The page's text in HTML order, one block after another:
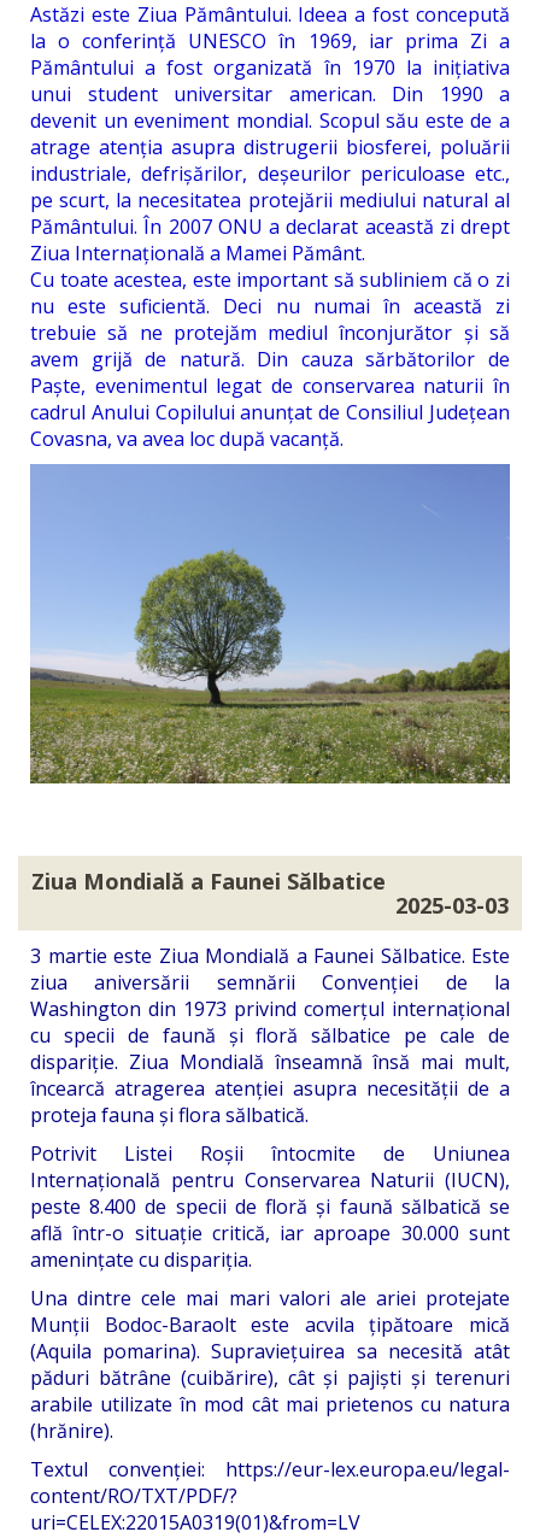
Astăzi este Ziua Pământului. Ideea a fost concepută
la o conferință UNESCO în 1969, iar prima Zi a
Pământului a fost organizată în 1970 la inițiativa
unui student universitar american. Din 1990 a
devenit un eveniment mondial. Scopul său este de a
atrage atenția asupra distrugerii biosferei, poluării
industriale, defrișărilor, deșeurilor periculoase etc.,
pe scurt, la necesitatea protejării mediului natural al
Pământului. În 2007 ONU a declarat această zi drept
Ziua Internațională a Mamei Pământ.
Cu toate acestea, este important să subliniem că o zi
nu este suficientă. Deci nu numai în această zi
trebuie să ne protejăm mediul înconjurător și să
avem grijă de natură. Din cauza sărbătorilor de
Paște, evenimentul legat de conservarea naturii în
cadrul Anului Copilului anunțat de Consiliul Județean
Covasna, va avea loc după vacanță.
Ziua Mondială a Faunei Sălbatice
2025-03-03
3 martie este Ziua Mondială a Faunei Sălbatice. Este
ziua aniversării semnării Convenției de la
Washington din 1973 privind comerțul internațional
cu specii de faună și floră sălbatice pe cale de
dispariție. Ziua Mondială înseamnă însă mai mult,
încearcă atragerea atenției asupra necesității de a
proteja fauna și flora sălbatică.
Potrivit Listei Roșii întocmite de Uniunea
Internațională pentru Conservarea Naturii (IUCN),
peste 8.400 de specii de floră și faună sălbatică se
află într-o situație critică, iar aproape 30.000 sunt
amenințate cu dispariția.
Una dintre cele mai mari valori ale ariei protejate
Munții Bodoc-Baraolt este acvila țipătoare mică
(Aquila pomarina). Supraviețuirea sa necesită atât
păduri bătrâne (cuibărire), cât și pajiști și terenuri
arabile utilizate în mod cât mai prietenos cu natura
(hrănire).
Textul convenției: https://eur-lex.europa.eu/legal-
content/RO/TXT/PDF/?
uri=CELEX:22015A0319(01)&from=LV